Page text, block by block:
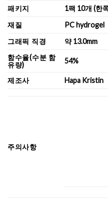
패키지
1팩 10개 (한
재질
PC hydrogel
그래픽 직경
약 13.0mm
함수율(수분 함
유량)
54%
제조사 Hapa Kristin
주의사항